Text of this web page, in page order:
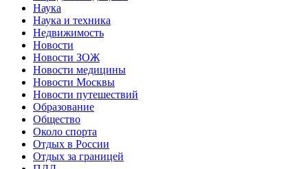
Наука
Наука и техника
Недвижимость
Новости
Новости ЗОЖ
Новости медицины
Новости Москвы
Новости путешествий
Образование
Общество
Около спорта
Отдых в России
Отдых за границей